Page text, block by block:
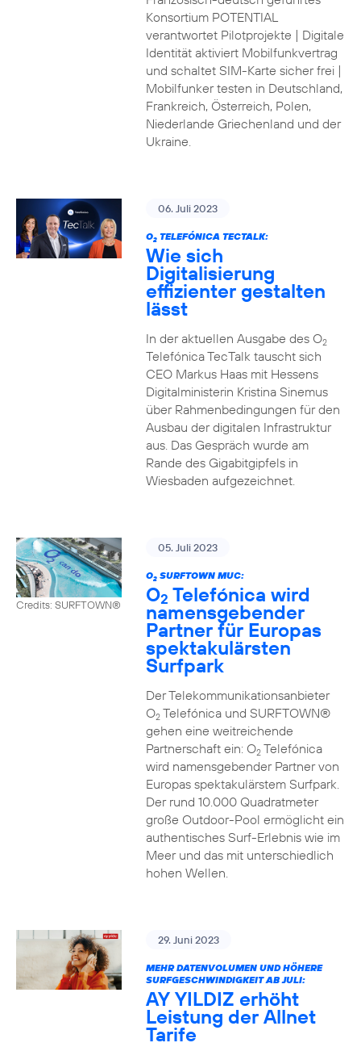
Konsortium POTENTIAL
verantwortet Pilotprojekte | Digitale
Identität aktiviert Mobilfunkvertrag
und schaltet SIM-Karte sicher frei |
Mobilfunker testen in Deutschland,
Frankreich, Österreich, Polen,
Niederlande Griechenland und der
Ukraine.
06. Juli 2023
O2TELEFÓNICA TECTALK:
Wie sich
Digitalisierung
effizienter gestalten
lässt
In der aktuellen Ausgabe des O2
Telefónica TecTalk tauscht sich
CEO Markus Haas mit Hessens
Digitalministerin Kristina Sinemus
über Rahmenbedingungen für den
Ausbau der digitalen Infrastruktur
aus. Das Gespräch wurde am
Rande des Gigabitgipfels in
Wiesbaden aufgezeichnet.
Credits: SURFTOWN®
05. Juli 2023
O2SURFTOWN MUC:
O2 Telefónica wird
namensgebender
Partner für Europas
spektakulärsten
Surfpark
Der Telekommunikationsanbieter
O2Telefónica und SURFTOWN®
gehen eine weitreichende
Partnerschaft ein: O2Telefónica
wird namensgebender Partner von
Europas spektakulärstem Surfpark.
Der rund 10.000 Quadratmeter
große Outdoor-Pool ermöglicht ein
authentisches Surf-Erlebnis wie im
Meer und das mit unterschiedlich
hohen Wellen.
29. Juni 2023
MEHR DATENVOLUMEN UND HÖHERE
SURFGESCHWINDIGKEIT AB JULI:
AY YILDIZ erhöht
Leistung der Allnet
Tarife